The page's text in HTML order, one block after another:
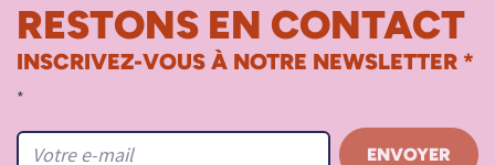
RESTONS EN CONTACT
INSCRIVEZ-VOUS À NOTRE NEWSLETTER *
*